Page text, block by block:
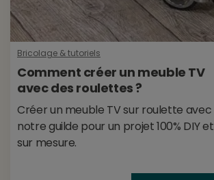
Bricolage & tutoriels
Comment créer un meuble TV
avec des roulettes ?
Créer un meuble TV sur roulette avec
notre guilde pour un projet 100% DIY et
sur mesure.